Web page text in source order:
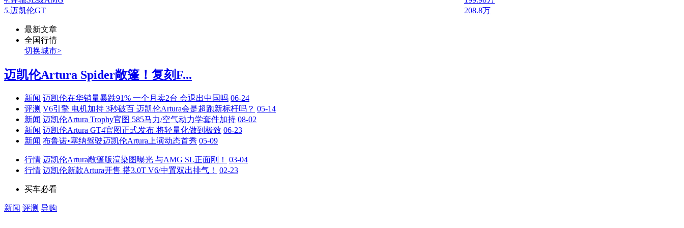
5.迈凯伦GT 208.8万
最新文章
全国行情
切换城市>
迈凯伦Artura Spider敞篷！复刻F...
新闻 迈凯伦在华销量暴跌91% 一个月卖2台 会退出中国吗 06-24
评测 V6引擎 电机加持 3秒破百 迈凯伦Artura会是超跑新标杆吗？ 05-14
新闻 迈凯伦Artura Trophy官图 585马力/空气动力学套件加持 08-02
新闻 迈凯伦Artura GT4官图正式发布 将轻量化做到极致 06-23
新闻 布鲁诺•塞纳驾驶迈凯伦Artura上演动态首秀 05-09
行情 迈凯伦Artura敞篷版渲染图曝光 与AMG SL正面刚！
03-04
行情 迈凯伦新款Artura开售 搭3.0T V6/中置双出排气！ 02-23
买车必看
新闻 评测 导购